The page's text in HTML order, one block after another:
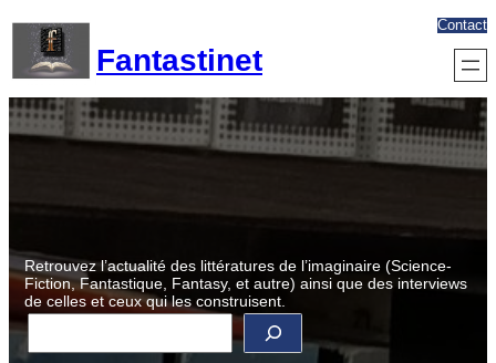
contenu
Fantastinet
Contact
Retrouvez l’actualité des littératures de l’imaginaire (Science-
Fiction, Fantastique, Fantasy, et autre) ainsi que des interviews
de celles et ceux qui les construisent.
R
e
c